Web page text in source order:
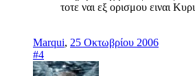
τοτε ναι εξ ορισμου ειναι
Marqui, 25 Οκτωβρίου 2006
#4